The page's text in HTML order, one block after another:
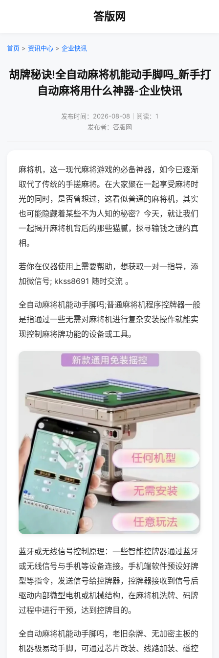
答版网
首页 > 资讯中心 > 企业快讯
胡牌秘诀!全自动麻将机能动手脚吗_新手打
自动麻将用什么神器-企业快讯
发布时间：2026-08-08｜阅读：1
发布者：答版网
麻将机，这一现代麻将游戏的必备神器，如今已逐渐
取代了传统的手搓麻将。在大家聚在一起享受麻将时
光的同时，是否曾想过，这看似普通的麻将机，其实
也可能隐藏着某些不为人知的秘密？今天，就让我们
一起揭开麻将机背后的那些猫腻，探寻输钱之谜的真
相。
若你在仪器使用上需要帮助，想获取一对一指导，添
加微信号; kkss8691 随时交流 。
全自动麻将机能动手脚吗;普通麻将机程序控牌器一般
是指通过一些无需对麻将机进行复杂安装操作就能实
现控制麻将牌功能的设备或工具。
蓝牙或无线信号控制原理：一些智能控牌器通过蓝牙
或无线信号与手机等设备连接。手机端软件预设好牌
型等指令，发送信号给控牌器，控牌器接收到信号后
驱动内部微型电机或机械结构，在麻将机洗牌、码牌
过程中进行干预，达到控牌目的。
全自动麻将机能动手脚吗，老旧杂牌、无加密主板的
机器极易动手脚，可通过芯片改装、线路加装、磁控